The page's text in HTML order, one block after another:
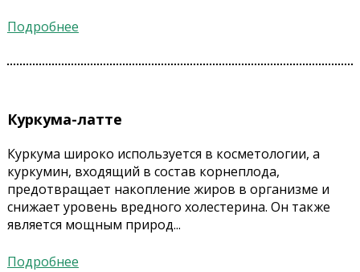
Подробнее
Куркума-латте
Куркума широко используется в косметологии, а
куркумин, входящий в состав корнеплода,
предотвращает накопление жиров в организме и
снижает уровень вредного холестерина. Он также
является мощным природ...
Подробнее